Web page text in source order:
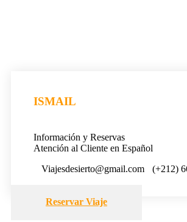
ISMAIL
Información y Reservas
Atención al Cliente en Español
Viajesdesierto@gmail.com
(+212)
Reservar Viaje